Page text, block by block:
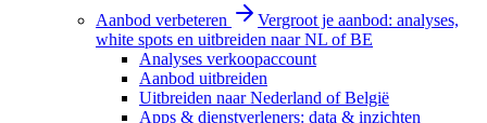
Aanbod verbeteren
Vergroot je aanbod: analyses,
white spots en uitbreiden naar NL of BE
Analyses verkoopaccount
Aanbod uitbreiden
Uitbreiden naar Nederland of België
Apps & dienstverleners: data & inzichten